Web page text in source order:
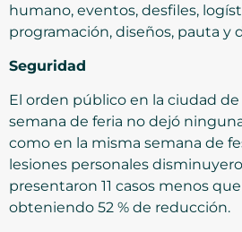
humano, eventos, desfiles,
programación, diseños, pauta y
Seguridad
El orden público en la ciudad
semana de feria no dejó
como en la misma semana de
lesiones personales
presentaron 11 casos menos
obteniendo 52 % de reducción.